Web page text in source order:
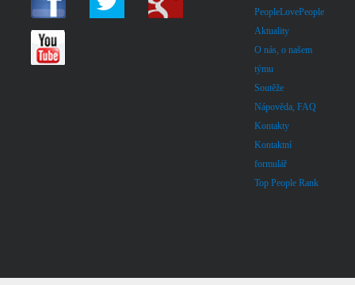
PeopleLovePeople
Aktuality
O nás, o našem
týmu
Soutěže
Nápověda, FAQ
Kontakty
Kontaktní
formulář
Top People Rank